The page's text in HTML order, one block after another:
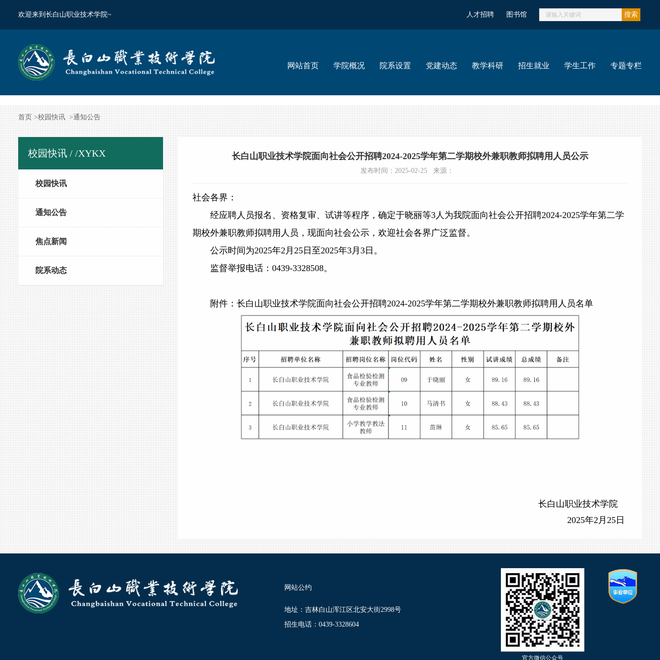
欢迎来到长白山职业技术学院~ 人才招聘 图书馆 搜索
网站首页 学院概况 院系设置 党建动态 教学科研 招生就业 学生工作 专题专栏
首页 >校园快讯 >通知公告
校园快讯 / /XYKX
校园快讯
通知公告
焦点新闻
院系动态
长白山职业技术学院面向社会公开招聘2024-2025学年第二学期校外兼职教师拟聘用人员公示
发布时间：2025-02-25 来源：
社会各界：
经应聘人员报名、资格复审、试讲等程序，确定于晓丽等3人为我院面向社会公开招聘2024-2025学年第二学
期校外兼职教师拟聘用人员，现面向社会公示，欢迎社会各界广泛监督。
公示时间为2025年2月25日至2025年3月3日。
监督举报电话： 0439-3328508。
附件：长白山职业技术学院面向社会公开招聘2024-2025学年第二学期校外兼职教师拟聘用人员名单
长白山职业技术学院
2025年2月25日
网站公约
地址：吉林白山浑江区北安大街2998号
招生电话：0439-3328604
官方微信公众号